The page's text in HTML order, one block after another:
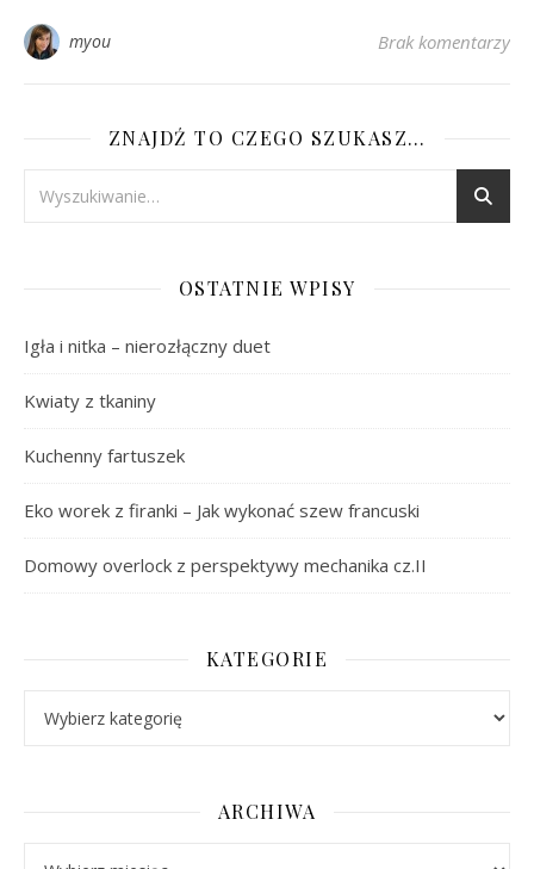
myou Brak komentarzy
ZNAJDŹ TO CZEGO SZUKASZ…
OSTATNIE WPISY
Igła i nitka – nierozłączny duet
Kwiaty z tkaniny
Kuchenny fartuszek
Eko worek z firanki – Jak wykonać szew francuski
Domowy overlock z perspektywy mechanika cz.II
KATEGORIE
ARCHIWA